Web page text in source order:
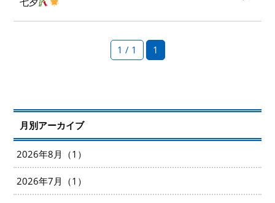
1 / 1 1
月別アーカイブ
2026年8月（1）
2026年7月（1）